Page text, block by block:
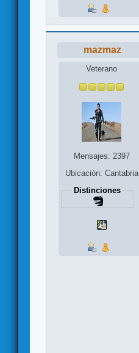
mazmaz
Veterano
Mensajes: 2397
Ubicación: Cantabria
Distinciones